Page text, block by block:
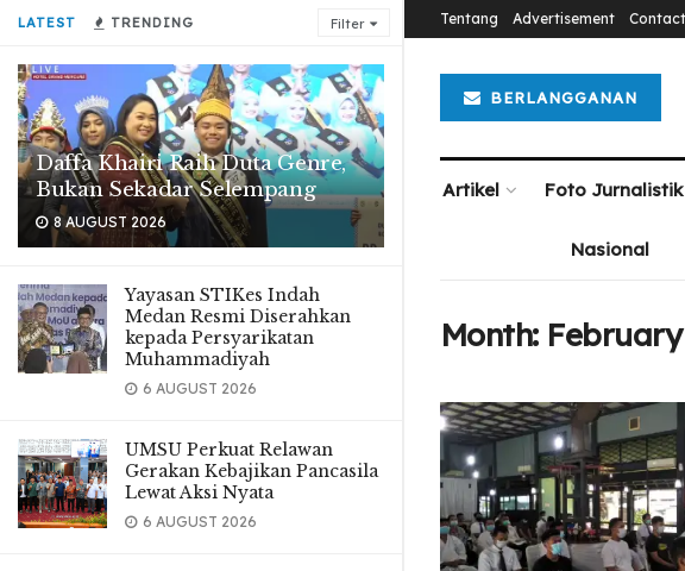
LATEST TRENDING Filter
Daffa Khairi Raih Duta Genre,
Bukan Sekadar Selempang
8 AUGUST 2026
Yayasan STIKes Indah
Medan Resmi Diserahkan
kepada Persyarikatan
Muhammadiyah
6 AUGUST 2026
UMSU Perkuat Relawan
Gerakan Kebajikan Pancasila
Lewat Aksi Nyata
6 AUGUST 2026
Tentang Advertisement Contact
BERLANGGANAN
Artikel Foto Jurnalistik
Nasional
Month: February